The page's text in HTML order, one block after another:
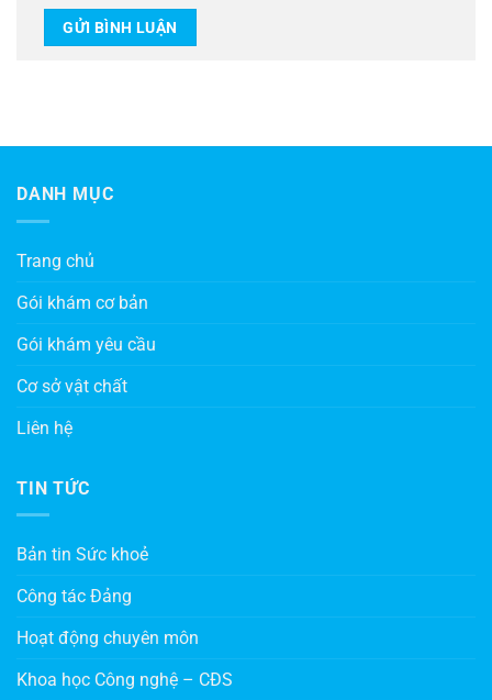
DANH MỤC
Trang chủ
Gói khám cơ bản
Gói khám yêu cầu
Cơ sở vật chất
Liên hệ
TIN TỨC
Bản tin Sức khoẻ
Công tác Đảng
Hoạt động chuyên môn
Khoa học Công nghệ – CĐS